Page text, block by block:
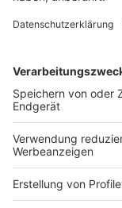
wichtigen
Heimspiel
direkt auf der Seite
nachschauen. Für
Hinweise zu
Auch der
rechtzeitig